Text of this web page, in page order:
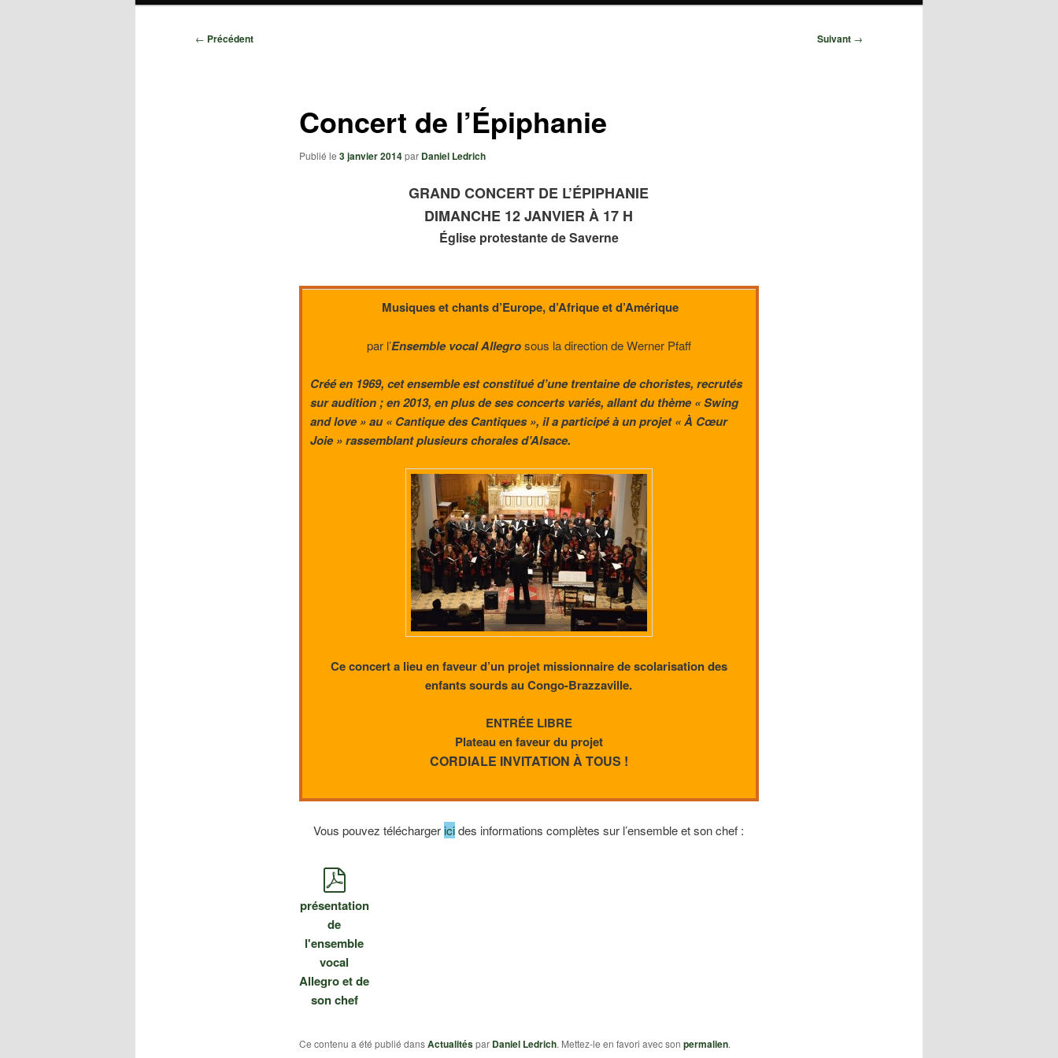
Navigation
← Précédent Suivant →
Concert de l’Épiphanie
Publié le 3 janvier 2014par Daniel Ledrich
GRAND CONCERT DE L’ÉPIPHANIE
DIMANCHE 12 JANVIER À 17 H
Église protestante de Saverne
Musiques et chants d’Europe, d’Afrique et d’Amérique
par l’Ensemble vocal Allegrosous la direction de Werner Pfaff
Créé en 1969, cet ensemble est constitué d’une trentaine de choristes, recrutés
sur audition ; en 2013, en plus de ses concerts variés, allant du thème « Swing
and love » au « Cantique des Cantiques », il a participé à un projet « À Cœur
Joie » rassemblant plusieurs chorales d’Alsace.
Ce concert a lieu en faveur d’un projet missionnaire de scolarisation des
enfants sourds au Congo-Brazzaville.
ENTRÉE LIBRE
Plateau en faveur du projet
CORDIALE INVITATION À TOUS !
Vous pouvez télécharger ici des informations complètes sur l’ensemble et son chef :
présentation
de
l'ensemble
vocal
Allegro et de
son chef
Ce contenu a été publié dansActualitéspar Daniel Ledrich. Mettez-le en favori avec son permalien.